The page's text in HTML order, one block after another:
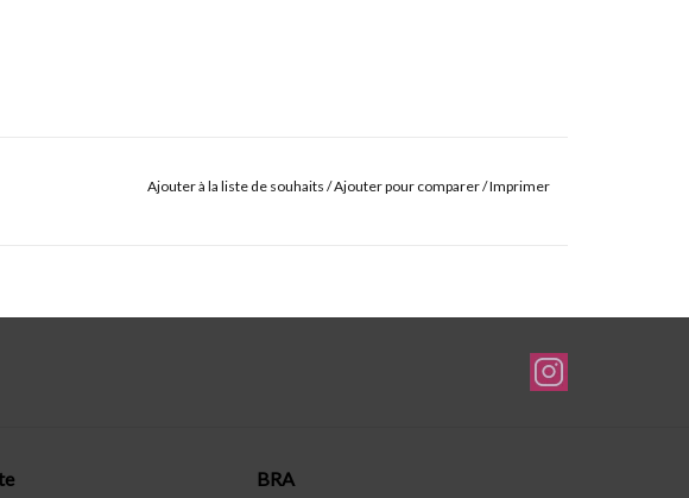
Ajouter à la liste de souhaits /Ajouter pour comparer/Imprimer
BRA